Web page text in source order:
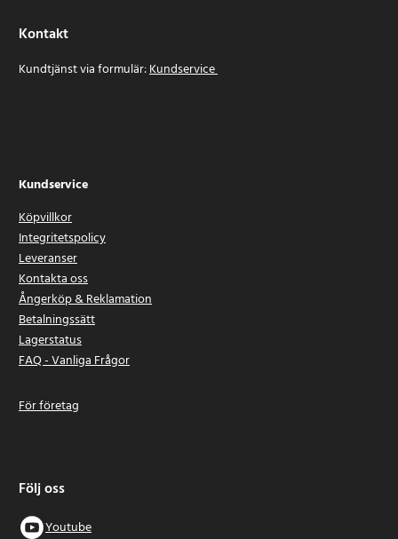
Kontakt
Kundtjänst via formulär:Kundservice
Kundservice
Köpvillkor
Integritetspolicy
Leveranser
Kontakta oss
Ångerköp & Reklamation
Betalningssätt
Lagerstatus
FAQ - Vanliga Frågor
För företag
Följ oss
Youtube